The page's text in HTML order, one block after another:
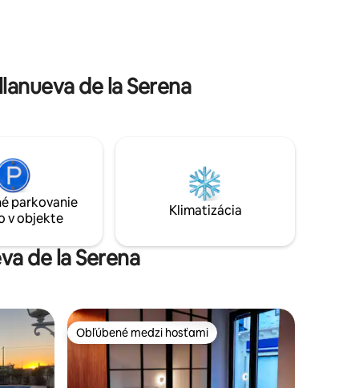
de la Serena
parkovanie
v objekte
Klimatizácia
de la Serena
Obľúbené medzi hosťami
Obľúbené medzi hosťami